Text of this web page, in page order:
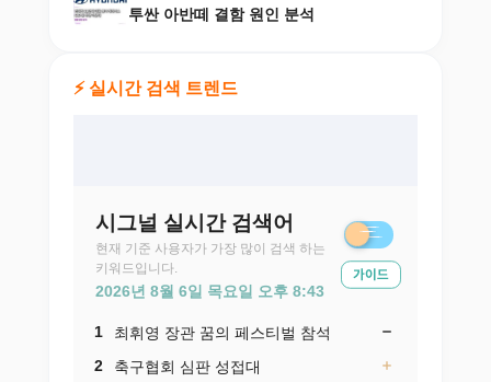
투싼 아반떼 결함 원인 분석
⚡ 실시간 검색 트렌드